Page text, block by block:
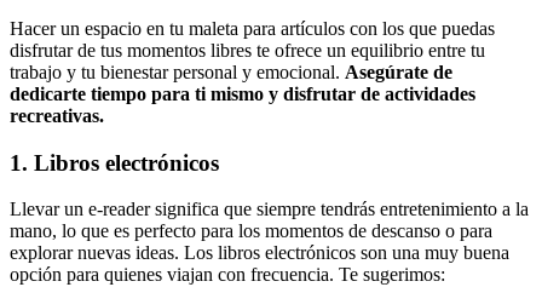
Hacer un espacio en tu maleta para artículos con los que puedas
disfrutar de tus momentos libres te ofrece un equilibrio entre tu
trabajo y tu bienestar personal y emocional. Asegúrate de
dedicarte tiempo para ti mismo y disfrutar de actividades
recreativas.
1. Libros electrónicos
Llevar un e-reader significa que siempre tendrás entretenimiento a la
mano, lo que es perfecto para los momentos de descanso o para
explorar nuevas ideas. Los libros electrónicos son una muy buena
opción para quienes viajan con frecuencia. Te sugerimos: